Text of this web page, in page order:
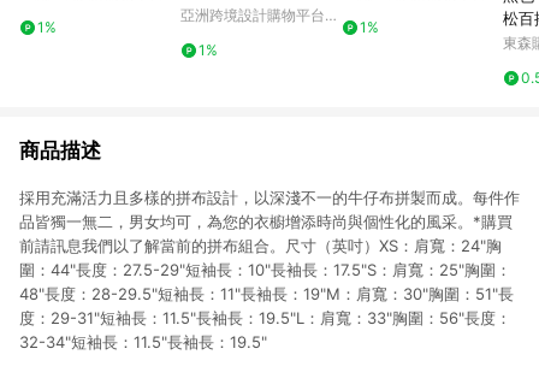
1%
亞洲跨境設計購物平台
1%
1%
松百
款潮
東森
商品描述
採用充滿活力且多樣的拼布設計，以深淺不一的牛仔布拼製而成。每件作
品皆獨一無二，男女均可，為您的衣櫥增添時尚與個性化的風采。*購買
前請訊息我們以了解當前的拼布組合。尺寸（英吋）XS：肩寬：24"胸
圍：44"長度：27.5-29"短袖長：10"長袖長：17.5"S：肩寬：25"胸圍：
48"長度：28-29.5"短袖長：11"長袖長：19"M：肩寬：30"胸圍：51"長
度：29-31"短袖長：11.5"長袖長：19.5"L：肩寬：33"胸圍：56"長度：
32-34"短袖長：11.5"長袖長：19.5"